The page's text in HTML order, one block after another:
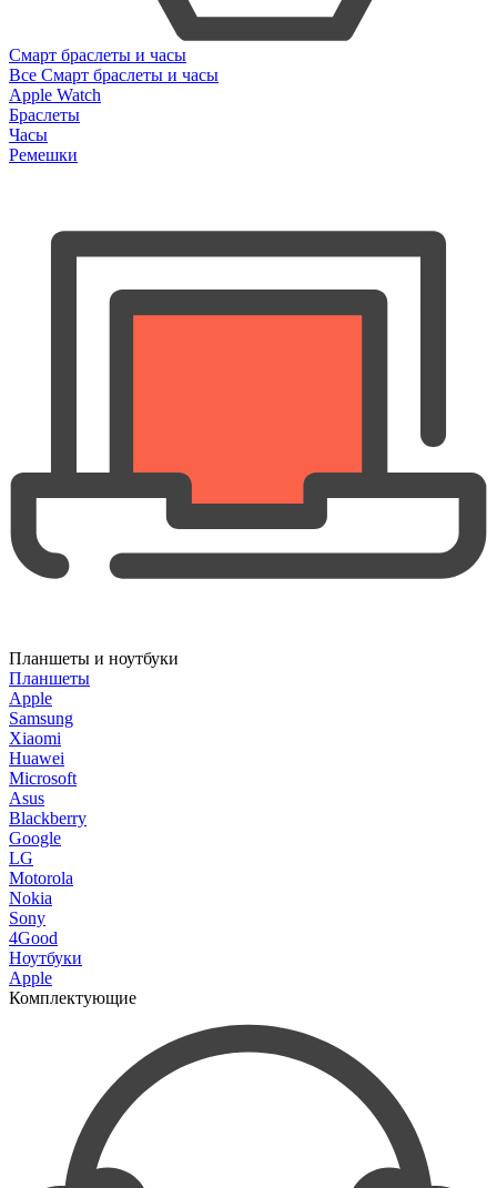
Смарт браслеты и часы
Все Смарт браслеты и часы
Apple Watch
Браслеты
Часы
Ремешки
Планшеты и ноутбуки
Планшеты
Apple
Samsung
Xiaomi
Huawei
Microsoft
Asus
Blackberry
Google
LG
Motorola
Nokia
Sony
4Good
Ноутбуки
Apple
Комплектующие